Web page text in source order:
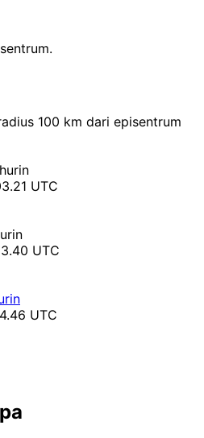
100 km dari episentrum
UTC
UTC
UTC